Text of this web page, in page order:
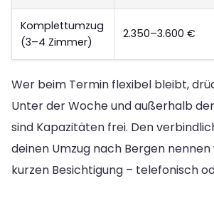
Komplettumzug
(3–4 Zimmer)
2.350–3.600 €
Wer beim Termin flexibel bleibt,
Unter der Woche und außerhalb
sind Kapazitäten frei. Den
deinen Umzug nach Bergen
kurzen Besichtigung – telefonisch